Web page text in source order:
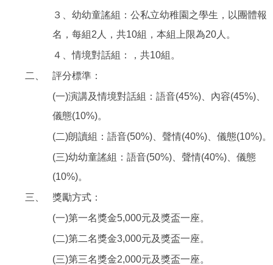
３、幼幼童謠組：公私立幼稚園之學生，以團體報
名，每組2人，共10組，本組上限為20人。
４、情境對話組：，共10組。
二、
評分標準：
(一)演講及情境對話組：語音(45%)、內容(45%)、
儀態(10%)。
(二)朗讀組：語音(50%)、聲情(40%)、儀態(10%)。
(三)幼幼童謠組：語音(50%)、聲情(40%)、儀態
(10%)。
三、
獎勵方式：
(一)第一名獎金5,000元及獎盃一座。
(二)第二名獎金3,000元及獎盃一座。
(三)第三名獎金2,000元及獎盃一座。